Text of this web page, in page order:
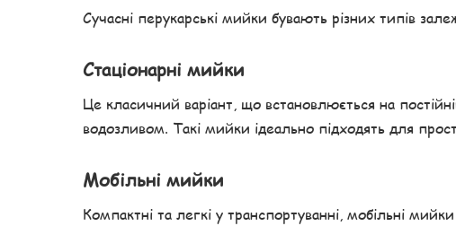
Сучасні перукарські мийки бувають різних типів
Стаціонарні мийки
Це класичний варіант, що встановлюється на
водозливом. Такі мийки ідеально підходять для
Мобільні мийки
Компактні та легкі у транспортуванні, мобільні